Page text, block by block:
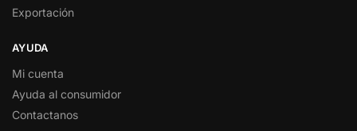
Exportación
AYUDA
Mi cuenta
Ayuda al consumidor
Contactanos